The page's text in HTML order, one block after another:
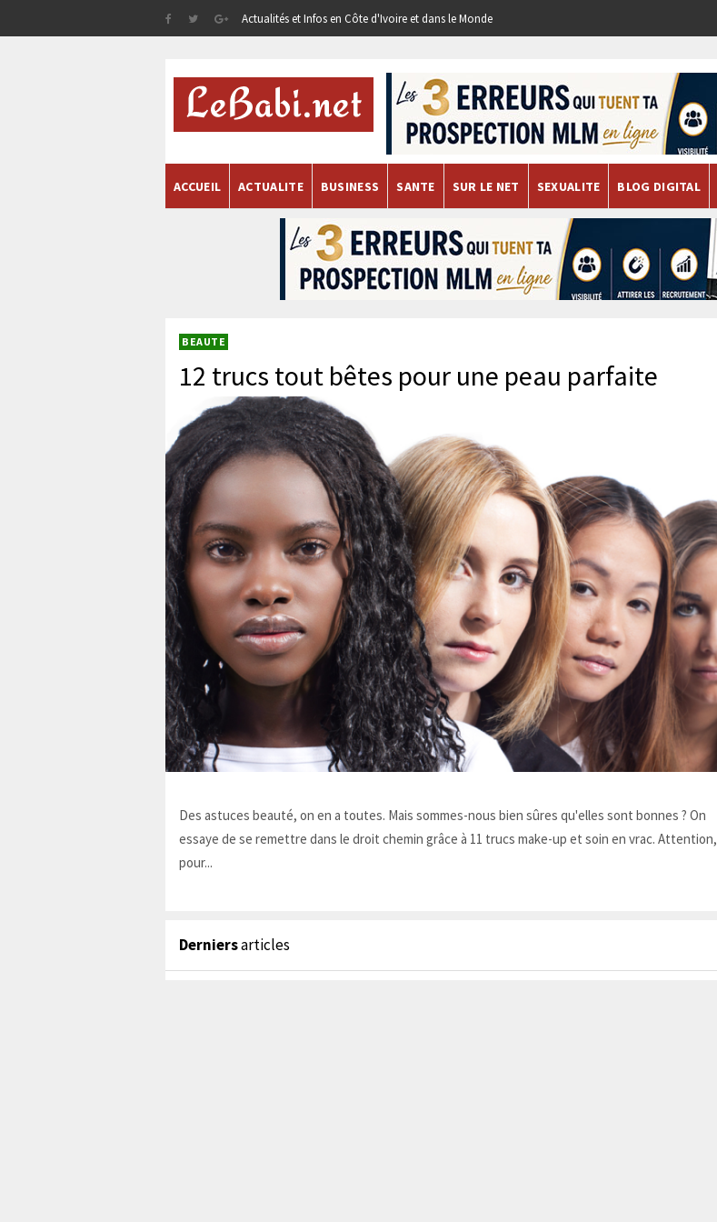
Actualités et Infos en Côte d'Ivoire et dans le Monde
ACCUEIL ACTUALITE BUSINESS SANTE SUR LE NET SEXUALITE BLOG DIGITAL
BEAUTE
12 trucs tout bêtes pour une peau parfaite
Des astuces beauté, on en a toutes. Mais sommes-nous bien sûres qu'elles sont bonnes ? On
essaye de se remettre dans le droit chemin grâce à 11 trucs make-up et soin en vrac. Attention,
pour...
Derniersarticles